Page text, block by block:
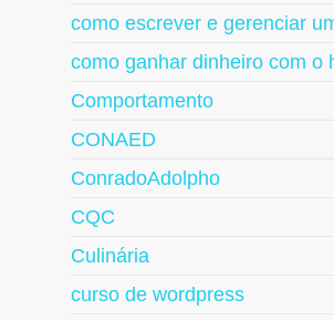
como escrever e gerenciar
como ganhar dinheiro com o
Comportamento
CONAED
ConradoAdolpho
CQC
Culinária
curso de wordpress